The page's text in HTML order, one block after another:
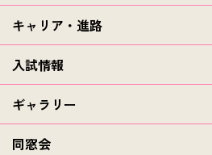
キャリア・進路
入試情報
ギャラリー
同窓会